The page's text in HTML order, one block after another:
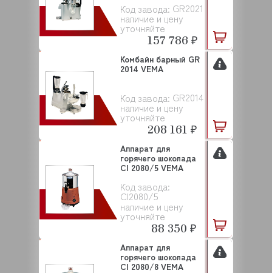
Код завода: GR2021
наличие и цену
уточняйте
157 786 ₽
Код завода: GR2014
наличие и цену
уточняйте
Комбайн барный GR
2014 VEMA
208 161 ₽
Код завода:
CI2080/5
наличие и цену
уточняйте
Аппарат для
горячего шоколада
CI 2080/5 VEMA
88 350 ₽
Аппарат для
горячего шоколада
CI 2080/8 VEMA